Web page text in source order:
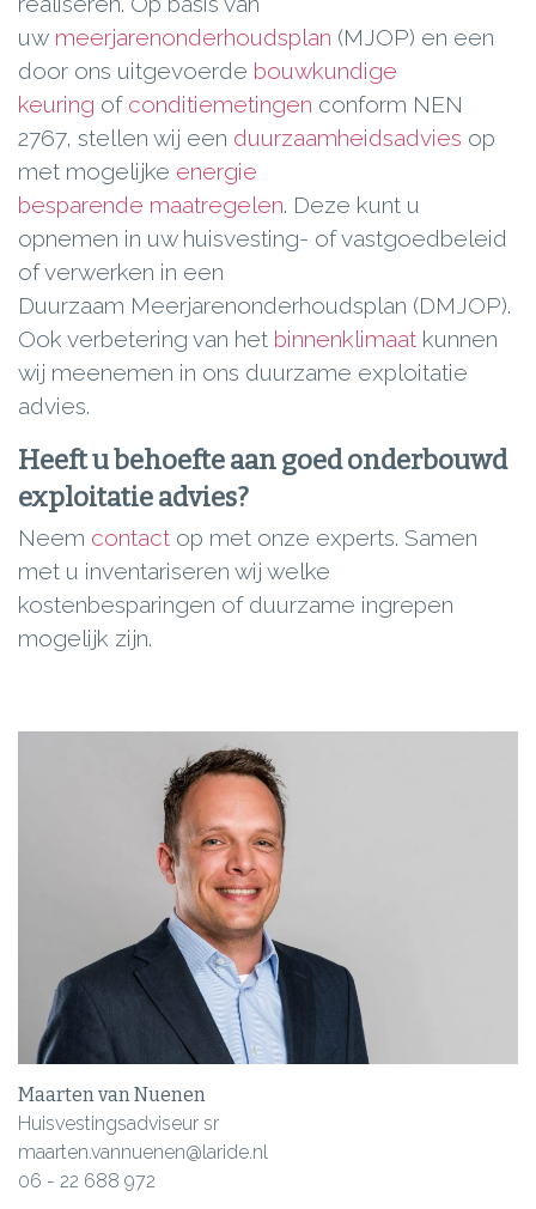
uw meerjarenonderhoudsplan (MJOP) en een
door ons uitgevoerde bouwkundige
keuring of conditiemetingen conform NEN
2767, stellen wij een duurzaamheidsadvies op
met mogelijke energie
besparende maatregelen. Deze kunt u
opnemen in uw huisvesting- of vastgoedbeleid
of verwerken in een
Duurzaam Meerjarenonderhoudsplan (DMJOP).
Ook verbetering van het binnenklimaat kunnen
wij meenemen in ons duurzame exploitatie
advies.
Heeft u behoefte aan goed onderbouwd
exploitatie advies?
Neem contact op met onze experts. Samen
met u inventariseren wij welke
kostenbesparingen of duurzame ingrepen
mogelijk zijn.
Maarten van Nuenen
Huisvestingsadviseur sr
maarten.vannuenen@laride.nl
06 - 22 688 972